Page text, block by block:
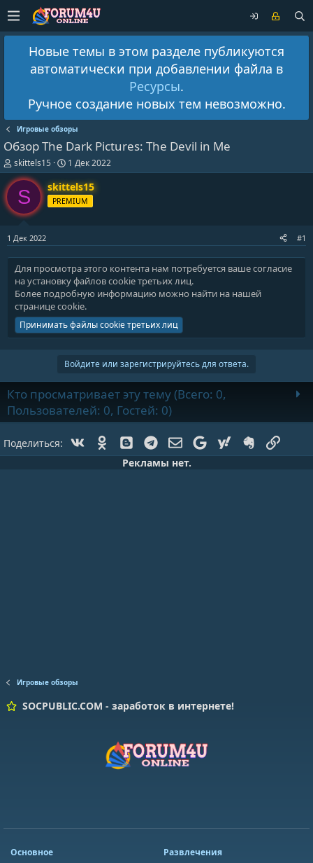
Новые темы в этом разделе публикуются
автоматически при добавлении файла в
Ресурсы.
Ручное создание новых тем невозможно.
Игровые обзоры
Обзор The Dark Pictures: The Devil in Me
А
в
т
т
м
skittels15
Д
а
т
а
н
1 Дек 2022
S skittels15
PREMIUM
1 Дек 2022 #1
Для просмотра этого контента нам потребуется ваше согласие
на установку файлов cookie третьих лиц.
Более подробную информацию можно найти на нашей
странице cookie.
Принимать файлы cookie третьих лиц
Войдите или зарегистрируйтесь для ответа.
Кто просматривает эту тему (Всего: 0,
Пользователей: 0, Гостей: 0)
Поделиться: Vk Ok BloggerTelegramЭлектронная почта
GoogleYahoo Evernote
Рекламы нет.
Игровые обзоры
SOCPUBLIC.COM - заработок в интернете!
Основное
Развлечения